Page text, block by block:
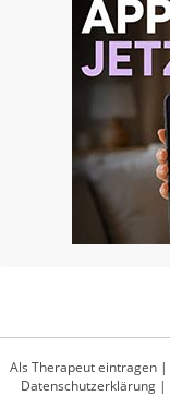
Als Therapeut eintragen |
Datenschutzerklärung|